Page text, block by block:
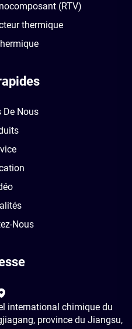
(RTV)
thermique
De Nous
Nous
international chimique du
province du Jiangsu,